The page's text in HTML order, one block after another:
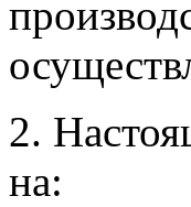
2.
на: